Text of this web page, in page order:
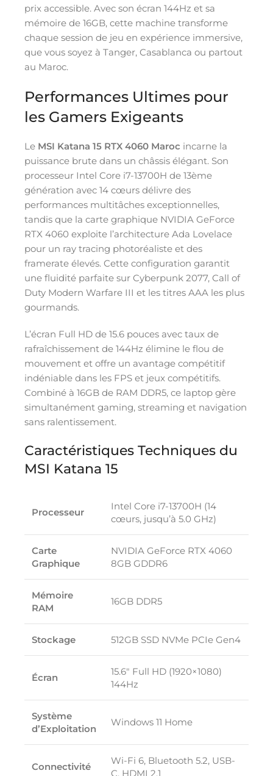
prix accessible. Avec son écran 144Hz et sa
mémoire de 16GB, cette machine transforme
chaque session de jeu en expérience immersive,
que vous soyez à Tanger, Casablanca ou partout
au Maroc.
Performances Ultimes pour
les Gamers Exigeants
Le MSI Katana 15 RTX 4060 Maroc incarne la
puissance brute dans un châssis élégant. Son
processeur Intel Core i7-13700H de 13ème
génération avec 14 cœurs délivre des
performances multitâches exceptionnelles,
tandis que la carte graphique NVIDIA GeForce
RTX 4060 exploite l’architecture Ada Lovelace
pour un ray tracing photoréaliste et des
framerate élevés. Cette configuration garantit
une fluidité parfaite sur Cyberpunk 2077, Call of
Duty Modern Warfare III et les titres AAA les plus
gourmands.
L’écran Full HD de 15.6 pouces avec taux de
rafraîchissement de 144Hz élimine le flou de
mouvement et offre un avantage compétitif
indéniable dans les FPS et jeux compétitifs.
Combiné à 16GB de RAM DDR5, ce laptop gère
simultanément gaming, streaming et navigation
sans ralentissement.
Caractéristiques Techniques du
MSI Katana 15
Processeur
Intel Core i7-13700H (14
cœurs, jusqu’à 5.0 GHz)
Carte
Graphique
NVIDIA GeForce RTX 4060
8GB GDDR6
Mémoire
RAM
16GB DDR5
Stockage 512GB SSD NVMe PCIe Gen4
Écran
15.6″ Full HD (1920×1080)
144Hz
Système
d’Exploitation
Windows 11 Home
Connectivité
Wi-Fi 6, Bluetooth 5.2, USB-
C, HDMI 2.1